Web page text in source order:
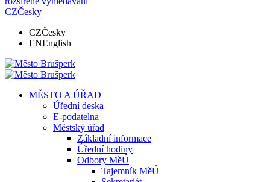
CZČesky
CZČesky
ENEnglish
MĚSTO A ÚŘAD
Úřední deska
E-podatelna
Městský úřad
Základní informace
Úřední hodiny
Odbory MěÚ
Tajemník MěÚ